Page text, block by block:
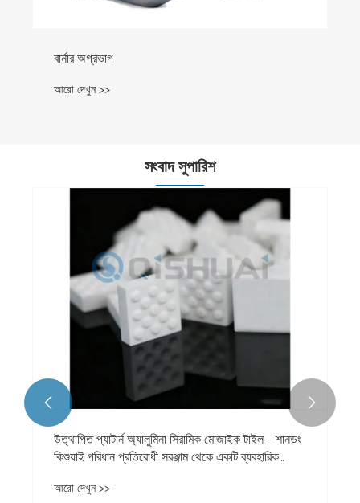
বার্নার অগ্রভাগ
আরো দেখুন >>
সংবাদ সুপারিশ
উত্থাপিত প্যাটার্ন অ্যালুমিনা সিরামিক মোজাইক টাইল - শানডং
কিশুয়াই পরিধান প্রতিরোধী সরঞ্জাম থেকে একটি ব্যবহারিক
আরো দেখুন >>
 